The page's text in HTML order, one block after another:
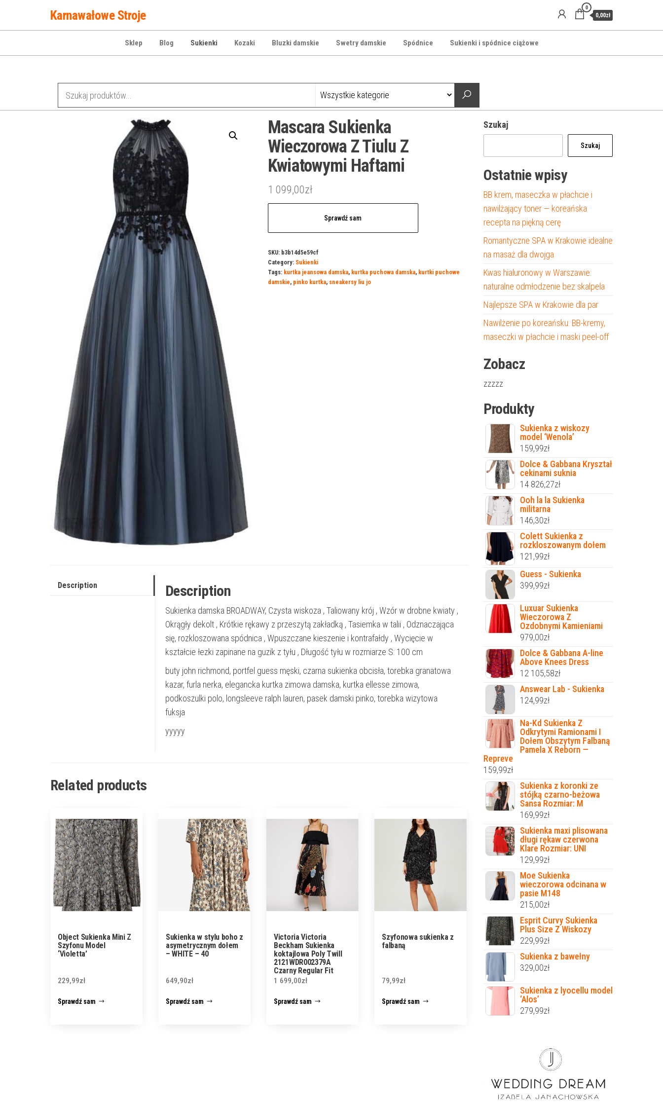
treści
Karnawałowe Stroje
0
0,00zł
Sklep Blog Sukienki Kozaki Bluzki damskie Swetry damskie Spódnice Sukienki i spódnice ciążowe
Mascara Sukienka
Wieczorowa Z Tiulu Z
Kwiatowymi Haftami
1 099,00zł
Sprawdź sam
SKU: b3b14d5e59cf
Category: Sukienki
Tags: kurtka jeansowa damska, kurtka puchowa damska, kurtki puchowe
damskie, pinko kurtka, sneakersy liu jo
Description Description
Sukienka damska BROADWAY, Czysta wiskoza , Taliowany krój , Wzór w drobne kwiaty ,
Okrągły dekolt , Krótkie rękawy z przeszytą zakładką , Tasiemka w talii , Odznaczająca
się, rozkloszowana spódnica , Wpuszczane kieszenie i kontrafałdy , Wycięcie w
kształcie łezki zapinane na guzik z tyłu , Długość tyłu w rozmiarze S: 100 cm
buty john richmond, portfel guess męski, czarna sukienka obcisła, torebka granatowa
kazar, furla nerka, elegancka kurtka zimowa damska, kurtka ellesse zimowa,
podkoszulki polo, longsleeve ralph lauren, pasek damski pinko, torebka wizytowa
fuksja
yyyyy
Related products
Object Sukienka Mini Z
Szyfonu Model
‘Violetta’
229,99zł
Sprawdź sam
Sukienka w stylu boho z
asymetrycznym dołem
– WHITE – 40
649,90zł
Sprawdź sam
Victoria Victoria
Beckham Sukienka
koktajlowa Poly Twill
2121WDR002379A
Czarny Regular Fit
1 699,00zł
Sprawdź sam
Szyfonowa sukienka z
falbaną
79,99zł
Sprawdź sam
Szukaj
Szukaj
Ostatnie wpisy
BB krem, maseczka w płachcie i
nawilżający toner — koreańska
recepta na piękną cerę
Romantyczne SPA w Krakowie idealne
na masaż dla dwojga
Kwas hialuronowy w Warszawie:
naturalne odmłodzenie bez skalpela
Najlepsze SPA w Krakowie dla par
Nawilżenie po koreańsku: BB-kremy,
maseczki w płachcie i maski peel-off
Zobacz
zzzzz
Produkty
Sukienka z wiskozy
model ‘Wenola’
159,99zł
Dolce & Gabbana Kryształ
cekinami suknia
14 826,27zł
Ooh la la Sukienka
militarna
146,30zł
Colett Sukienka z
rozkloszowanym dołem
121,99zł
Guess - Sukienka
399,99zł
Luxuar Sukienka
Wieczorowa Z
Ozdobnymi Kamieniami
979,00zł
Dolce & Gabbana A-line
Above Knees Dress
12 105,58zł
Answear Lab - Sukienka
124,99zł
Na-Kd Sukienka Z
Odkrytymi Ramionami I
Dołem Obszytym Falbaną
Pamela X Reborn —
Repreve
159,99zł
Sukienka z koronki ze
stójką czarno-beżowa
Sansa Rozmiar: M
169,99zł
Sukienka maxi plisowana
długi rękaw czerwona
Klare Rozmiar: UNI
129,99zł
Moe Sukienka
wieczorowa odcinana w
pasie M148
215,00zł
Esprit Curvy Sukienka
Plus Size Z Wiskozy
229,99zł
Sukienka z bawełny
329,00zł
Sukienka z lyocellu model
‘Alos’
279,99zł